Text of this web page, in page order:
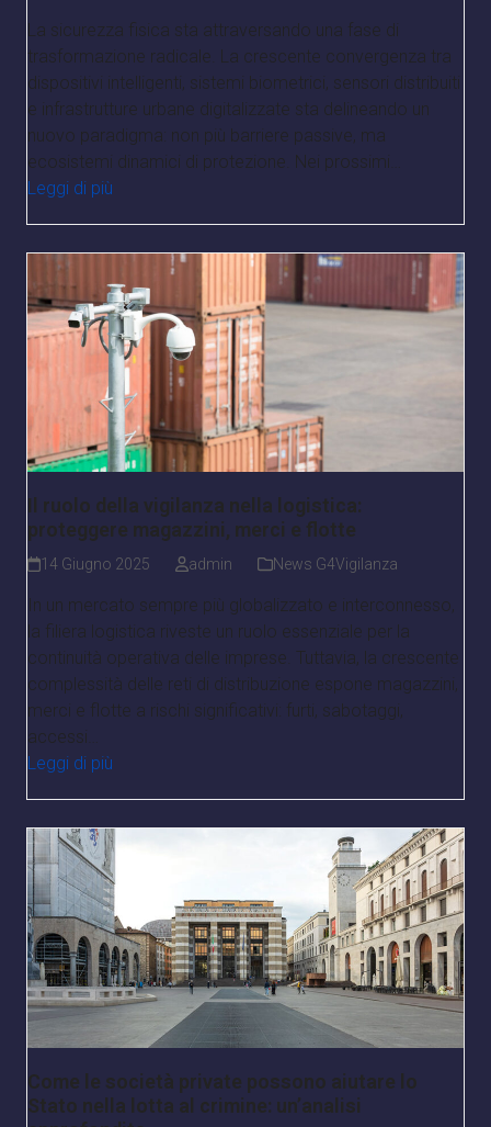
La sicurezza fisica sta attraversando una fase di
trasformazione radicale. La crescente convergenza tra
dispositivi intelligenti, sistemi biometrici, sensori distribuiti
e infrastrutture urbane digitalizzate sta delineando un
nuovo paradigma: non più barriere passive, ma
ecosistemi dinamici di protezione. Nei prossimi…
Leggi di più
Il ruolo della vigilanza nella logistica:
proteggere magazzini, merci e flotte
14 Giugno 2025 admin News G4Vigilanza
In un mercato sempre più globalizzato e interconnesso,
la filiera logistica riveste un ruolo essenziale per la
continuità operativa delle imprese. Tuttavia, la crescente
complessità delle reti di distribuzione espone magazzini,
merci e flotte a rischi significativi: furti, sabotaggi,
accessi…
Leggi di più
Come le società private possono aiutare lo
Stato nella lotta al crimine: un’analisi